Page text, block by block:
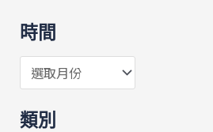
時間
類別